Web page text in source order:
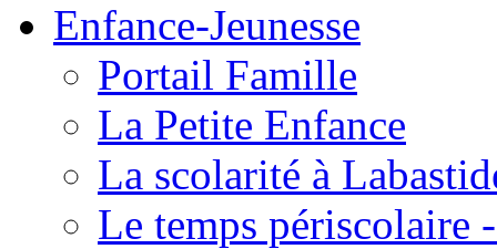
Enfance-Jeunesse
Portail Famille
La Petite Enfance
La scolarité à
Le temps périscolaire